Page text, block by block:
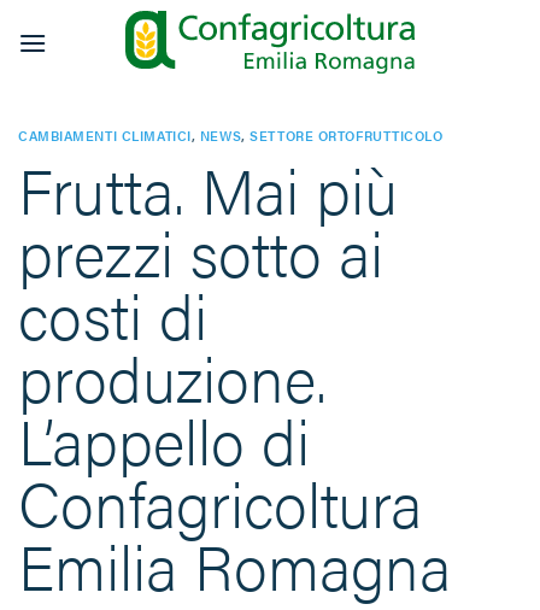
CAMBIAMENTI CLIMATICI, NEWS,SETTORE ORTOFRUTTICOLO
Frutta. Mai più
prezzi sotto ai
costi di
produzione.
L’appello di
Confagricoltura
Emilia Romagna